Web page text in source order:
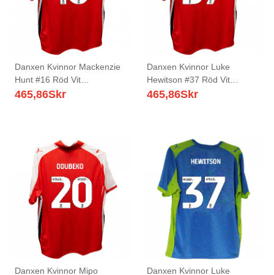
Danxen Kvinnor Mackenzie
Hunt #16 Röd Vit
Hemmatröja Matchtröjor
465,86Skr
Danxen Kvinnor Luke
Hewitson #37 Röd Vit
Hemmatröja Matchtröjor
465,86Skr
Danxen Kvinnor Mipo
Danxen Kvinnor Luke